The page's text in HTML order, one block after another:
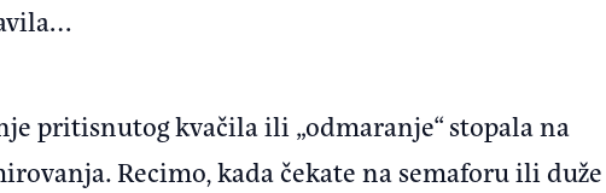
pritisnutog kvačila ili „odmaranje“ stopala na
Recimo, kada čekate na semaforu ili duže